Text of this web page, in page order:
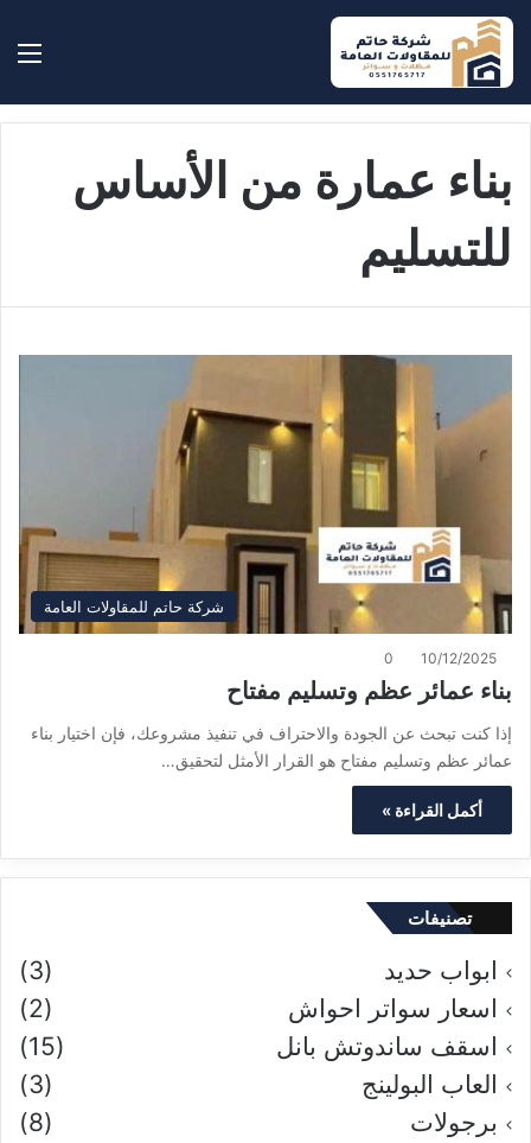
بحث
بناء عمارة من الأساس
للتسليم
شركة حاتم للمقاولات العامة
10/12/2025
0
بناء عمائر عظم وتسليم مفتاح
إذا كنت تبحث عن الجودة والاحتراف في تنفيذ مشروعك، فإن اختيار بناء
عمائر عظم وتسليم مفتاح هو القرار الأمثل لتحقيق…
أكمل القراءة »
تصنيفات
ابواب حديد
(3)
اسعار سواتر احواش
(2)
اسقف ساندوتش بانل
(15)
العاب البولينج
(3)
برجولات
(8)